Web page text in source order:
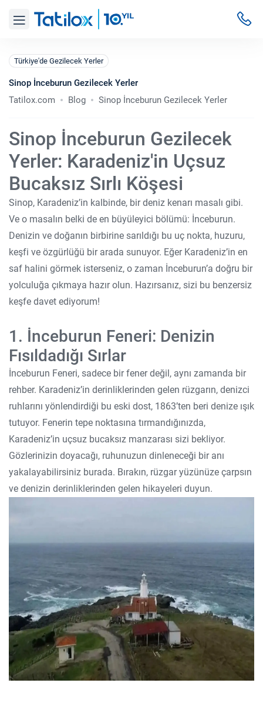
Türkiye'de Gezilecek Yerler
Sinop İnceburun Gezilecek Yerler
Tatilox.com
Blog Sinop İnceburun Gezilecek Yerler
Sinop İnceburun Gezilecek
Yerler: Karadeniz'in Uçsuz
Bucaksız Sırlı Köşesi
Sinop, Karadeniz’in kalbinde, bir deniz kenarı masalı gibi.
Ve o masalın belki de en büyüleyici bölümü: İnceburun.
Denizin ve doğanın birbirine sarıldığı bu uç nokta, huzuru,
keşfi ve özgürlüğü bir arada sunuyor. Eğer Karadeniz’in en
saf halini görmek isterseniz, o zaman İnceburun’a doğru bir
yolculuğa çıkmaya hazır olun. Hazırsanız, sizi bu benzersiz
keşfe davet ediyorum!
1. İnceburun Feneri: Denizin
Fısıldadığı Sırlar
İnceburun Feneri, sadece bir fener değil, aynı zamanda bir
rehber. Karadeniz’in derinliklerinden gelen rüzgarın, denizci
ruhlarını yönlendirdiği bu eski dost, 1863’ten beri denize ışık
tutuyor. Fenerin tepe noktasına tırmandığınızda,
Karadeniz’in uçsuz bucaksız manzarası sizi bekliyor.
Gözlerinizin doyacağı, ruhunuzun dinleneceği bir anı
yakalayabilirsiniz burada. Bırakın, rüzgar yüzünüze çarpsın
ve denizin derinliklerinden gelen hikayeleri duyun.